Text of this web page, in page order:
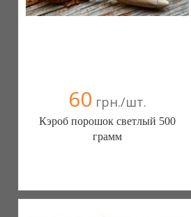
60 грн./шт.
Кэроб порошок светлый 500
грамм